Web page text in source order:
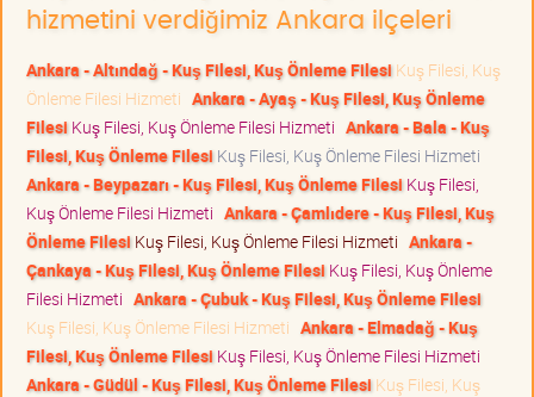
hizmetini verdiğimiz Ankara ilçeleri
Ankara - Altındağ - Kuş Filesi, Kuş Önleme Filesi Kuş Filesi, Kuş
Önleme Filesi Hizmeti Ankara - Ayaş - Kuş Filesi, Kuş Önleme
Filesi Kuş Filesi, Kuş Önleme Filesi Hizmeti Ankara - Bala - Kuş
Filesi, Kuş Önleme Filesi Kuş Filesi, Kuş Önleme Filesi Hizmeti
Ankara - Beypazarı - Kuş Filesi, Kuş Önleme Filesi Kuş Filesi,
Kuş Önleme Filesi Hizmeti Ankara - Çamlıdere - Kuş Filesi, Kuş
Önleme Filesi Kuş Filesi, Kuş Önleme Filesi Hizmeti Ankara -
Çankaya - Kuş Filesi, Kuş Önleme Filesi Kuş Filesi, Kuş Önleme
Filesi Hizmeti Ankara - Çubuk - Kuş Filesi, Kuş Önleme Filesi
Kuş Filesi, Kuş Önleme Filesi Hizmeti Ankara - Elmadağ - Kuş
Filesi, Kuş Önleme Filesi Kuş Filesi, Kuş Önleme Filesi Hizmeti
Ankara - Güdül - Kuş Filesi, Kuş Önleme Filesi Kuş Filesi, Kuş